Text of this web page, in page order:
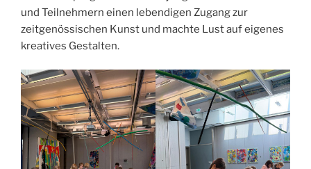
und Teilnehmern einen lebendigen Zugang zur
zeitgenössischen Kunst und machte Lust auf eigenes
kreatives Gestalten.